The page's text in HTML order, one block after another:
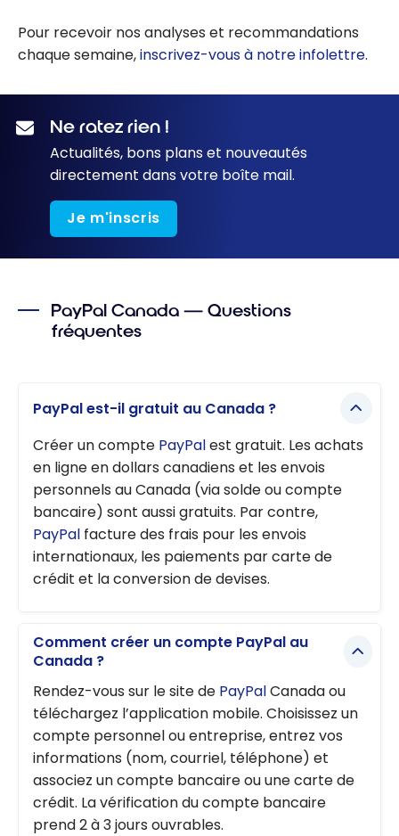
Pour recevoir nos analyses et recommandations
chaque semaine,inscrivez-vous à notre infolettre.
Ne ratez rien !
Actualités, bons plans et nouveautés
directement dans votre boîte mail.
Je m'inscris
PayPal Canada — Questions
fréquentes
PayPal est-il gratuit au Canada ?
Créer un compte PayPalest gratuit. Les achats
en ligne en dollars canadiens et les envois
personnels au Canada (via solde ou compte
bancaire) sont aussi gratuits. Par contre,
PayPal facture des frais pour les envois
internationaux, les paiements par carte de
crédit et la conversion de devises.
Comment créer un compte PayPal au
Canada ?
Rendez-vous sur le site de PayPalCanada ou
téléchargez l’application mobile. Choisissez un
compte personnel ou entreprise, entrez vos
informations (nom, courriel, téléphone) et
associez un compte bancaire ou une carte de
crédit. La vérification du compte bancaire
prend 2 à 3 jours ouvrables.